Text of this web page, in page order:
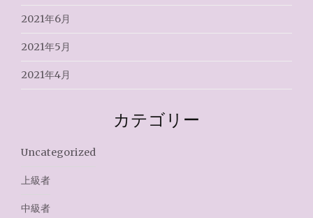
2021年6月
2021年5月
2021年4月
カテゴリー
Uncategorized
上級者
中級者